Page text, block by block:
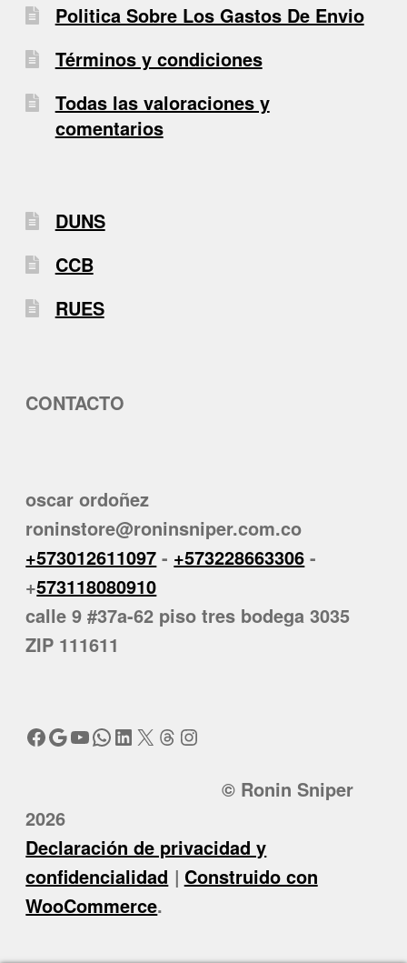
Politica Sobre Los Gastos De Envio
Términos y condiciones
Todas las valoraciones y
comentarios
DUNS
CCB
RUES
CONTACTO
oscar ordoñez
roninstore@roninsniper.com.co
+573012611097 - +573228663306 -
+573118080910
calle 9 #37a-62 piso tres bodega 3035
ZIP 111611
Facebook
Google
YouTube
WhatsApp
LinkedIn
X Threads
Instagram
© Ronin Sniper
2026
Declaración de privacidad y
confidencialidad
Construido con
WooCommerce.